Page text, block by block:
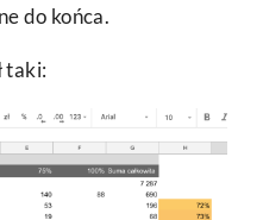
do końca.
taki: